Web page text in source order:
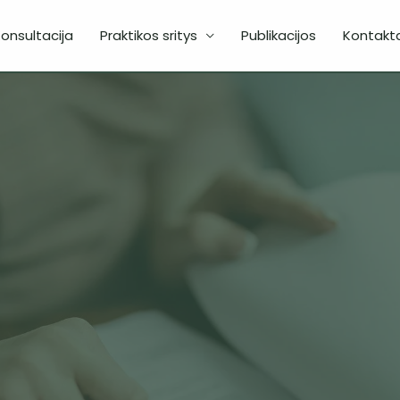
Praktikos sritys Publikacijos